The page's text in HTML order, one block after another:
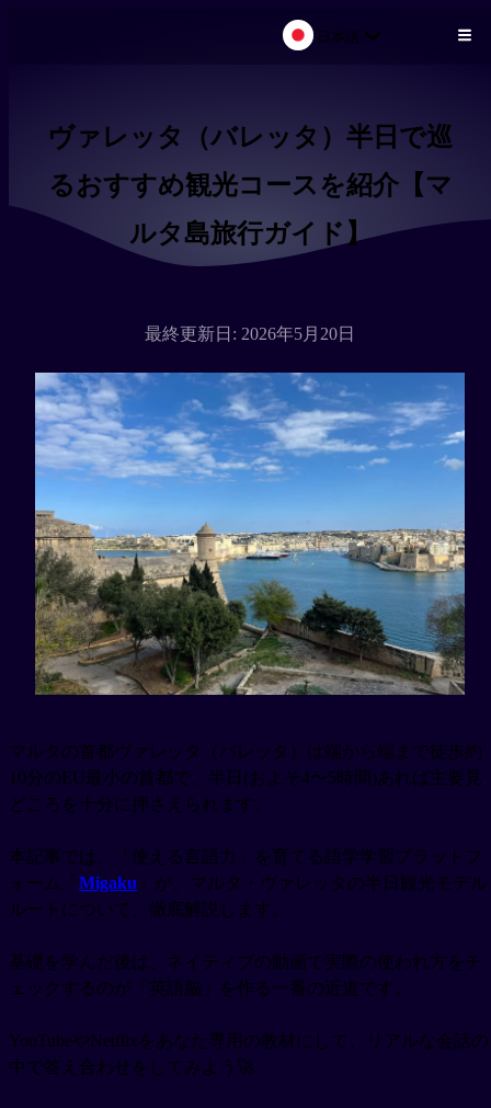
日本語
ヴァレッタ（バレッタ）半日で巡
るおすすめ観光コースを紹介【マ
ルタ島旅行ガイド】
最終更新日: 2026年5月20日
マルタの首都ヴァレッタ（バレッタ）は端から端まで徒歩約
10分のEU最小の首都で、半日(およそ4〜5時間)あれば主要見
どころを十分に押さえられます。
本記事では、「使える言語力」を育てる語学学習プラットフ
ォーム「 Migaku 」が、マルタ・ヴァレッタの半日観光モデル
ルートについて、徹底解説します。
基礎を学んだ後は、ネイティブの動画で実際の使われ方をチ
ェックするのが「英語脳」を作る一番の近道です。
YouTubeやNetflixをあなた専用の教材にして、リアルな会話の
中で答え合わせをしてみよう🚀